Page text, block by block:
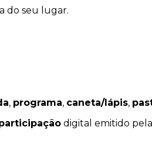
do seu lugar.
, programa, caneta/lápis,
digital emitido